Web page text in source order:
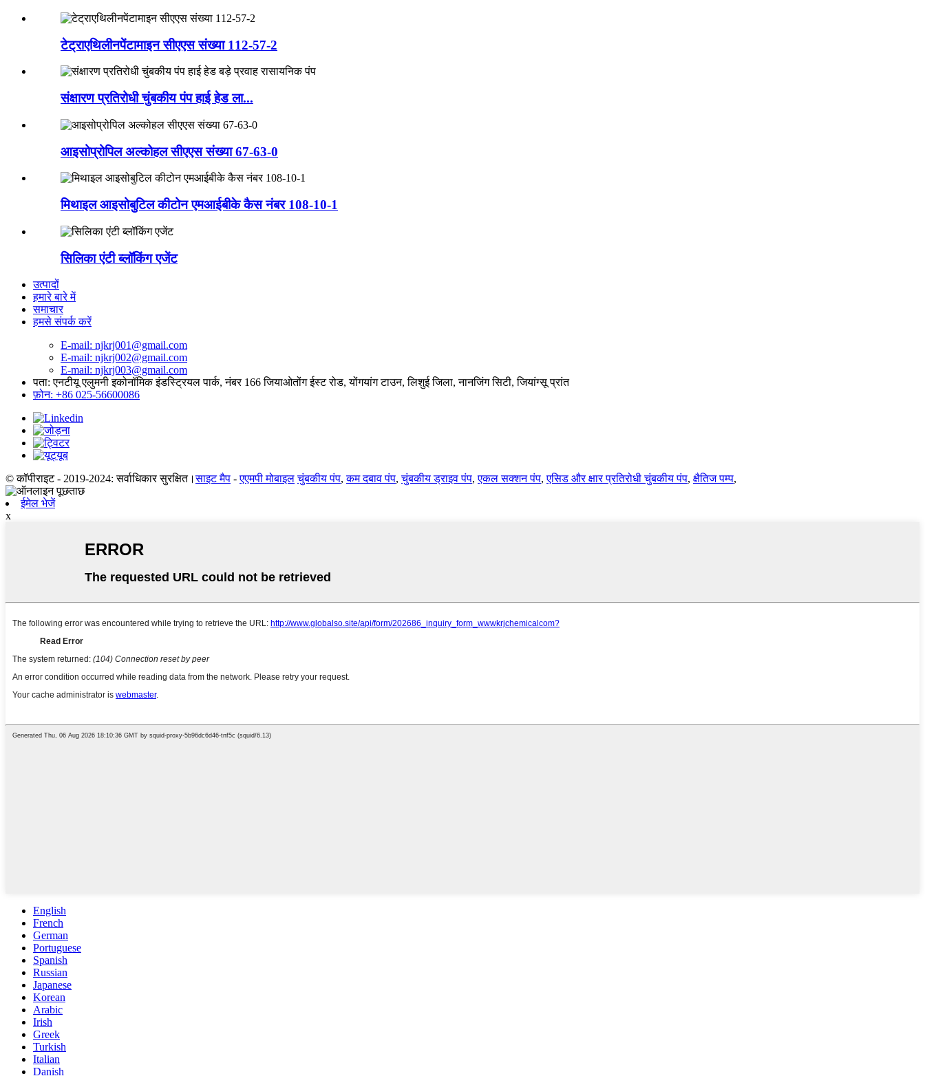
टेट्राएथिलीनपेंटामाइन सीएएस संख्या 112-57-2
संक्षारण प्रतिरोधी चुंबकीय पंप हाई हेड ला...
आइसोप्रोपिल अल्कोहल सीएएस संख्या 67-63-0
मिथाइल आइसोबुटिल कीटोन एमआईबीके कैस नंबर 108-10-1
सिलिका एंटी ब्लॉकिंग एजेंट
उत्पादों
हमारे बारे में
समाचार
हमसे संपर्क करें
E-mail: njkrj001@gmail.com
E-mail: njkrj002@gmail.com
E-mail: njkrj003@gmail.com
पता: एनटीयू एलुमनी इकोनॉमिक इंडस्ट्रियल पार्क, नंबर 166 जियाओतोंग ईस्ट रोड, योंगयांग टाउन, लिशुई जिला, नानजिंग सिटी, जियांग्सू प्रांत
फ़ोन: +86 025-56600086
© कॉपीराइट - 2019-2024: सर्वाधिकार सुरक्षित।साइट मैप -एएमपी मोबाइल चुंबकीय पंप,कम दबाव पंप,चुंबकीय ड्राइव पंप,एकल सक्शन पंप,एसिड और क्षार प्रतिरोधी चुंबकीय पंप, क्षैतिज पम्प,
ईमेल भेजें
x
English
French
German
Portuguese
Spanish
Russian
Japanese
Korean
Arabic
Irish
Greek
Turkish
Italian
Danish